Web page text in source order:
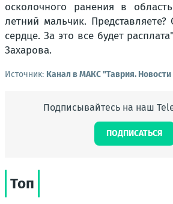
осколочного ранения в
летний мальчик.
сердце. За это все будет расплата"
Захарова.
Источник: Канал в МАКС "Таврия.
Подписывайтесь на наш
ПОДПИСАТЬСЯ
Топ